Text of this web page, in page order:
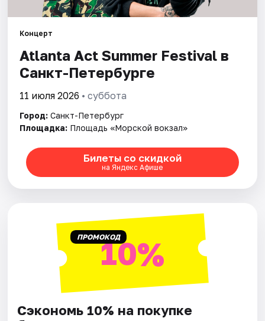
События
Города
Площадки
Рейтинги
Концерт
Atlanta Act Summer Festival в
Санкт-Петербурге
11 июля 2026 • суббота
Город: Санкт-Петербург
Площадка: Площадь «Морской вокзал»
Билеты со скидкой
на Яндекс Афише
ПРОМОКОД10%
Сэкономь 10% на покупке